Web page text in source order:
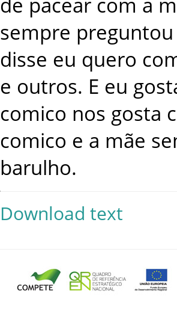
sempre preguntou
disse eu quero
e outros. E eu
comico nos gosta
comico e a mãe
barulho.
Download text